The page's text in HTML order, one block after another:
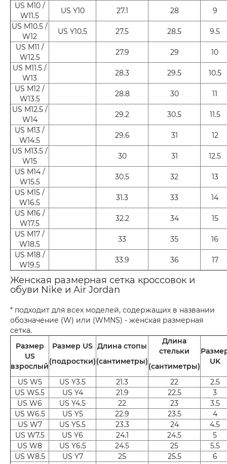
US M10 /
W11.5
US Y10 27.1 28
9
US M10.5 /
W12
US Y10.5 27.5 28.5
9.5
US M11 /
W12.5
27.9 29
10
US M11.5 /
W13
28.3 29.5
10.5
US M12 /
W13.5
28.8 30
11
US M12.5 /
W14
29.2 30.5
11.5
US M13 /
W14.5
29.6 31
12
US M13.5 /
W15
30 31
12.5
US M14 /
W15.5
30.5 32
13
US M15 /
W16.5
31.3 33
14
US M16 /
W17.5
32.2 34
15
US M17 /
W18.5
33 35
16
US M18 /
W19.5
33.9 36 17
Женская размерная сетка кроссовок и
обуви Nike и Air Jordan
* подходит для всех моделей, содержащих в названии
обозначение (W) или (WMNS) - женская размерная
сетка.
Размер
US
взрослый
Размер US
(подростки)
Длина стопы
(сантиметры)
Длина
стельки
(сантиметры)
UK
US W5 US Y3.5 21.3 22
2.5
US W5.5
US Y4 21.9 22.5
3
US W6
US Y4.5 22 23
3.5
US W6.5
US Y5 22.9 23.5
4
US W7
US Y5.5 23.3 24
4.5
US W7.5
US Y6 24.1 24.5
5
US W8
US Y6.5 24.5 25
5.5
US W8.5
US Y7 25 25.5
6